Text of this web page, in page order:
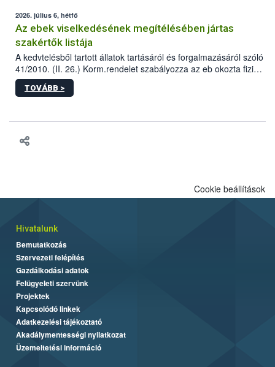
2026. július 6, hétfő
Az ebek viselkedésének megítélésében jártas
szakértők listája
A kedvtelésből tartott állatok tartásáról és forgalmazásáról szóló
41/2010. (II. 26.) Korm.rendelet szabályozza az eb okozta fizikai
sérülés, illetve ennek veszélye keletkezésekor felmerülő
hatósági feladatokat, valamint a veszélyes eb tartását és annak
TOVÁBB >
Cookie beállítások
Hivatalunk
Bemutatkozás
Szervezeti felépítés
Gazdálkodási adatok
Felügyeleti szervünk
Projektek
Kapcsolódó linkek
Adatkezelési tájékoztató
Akadálymentességi nyilatkozat
Üzemeltetési információ